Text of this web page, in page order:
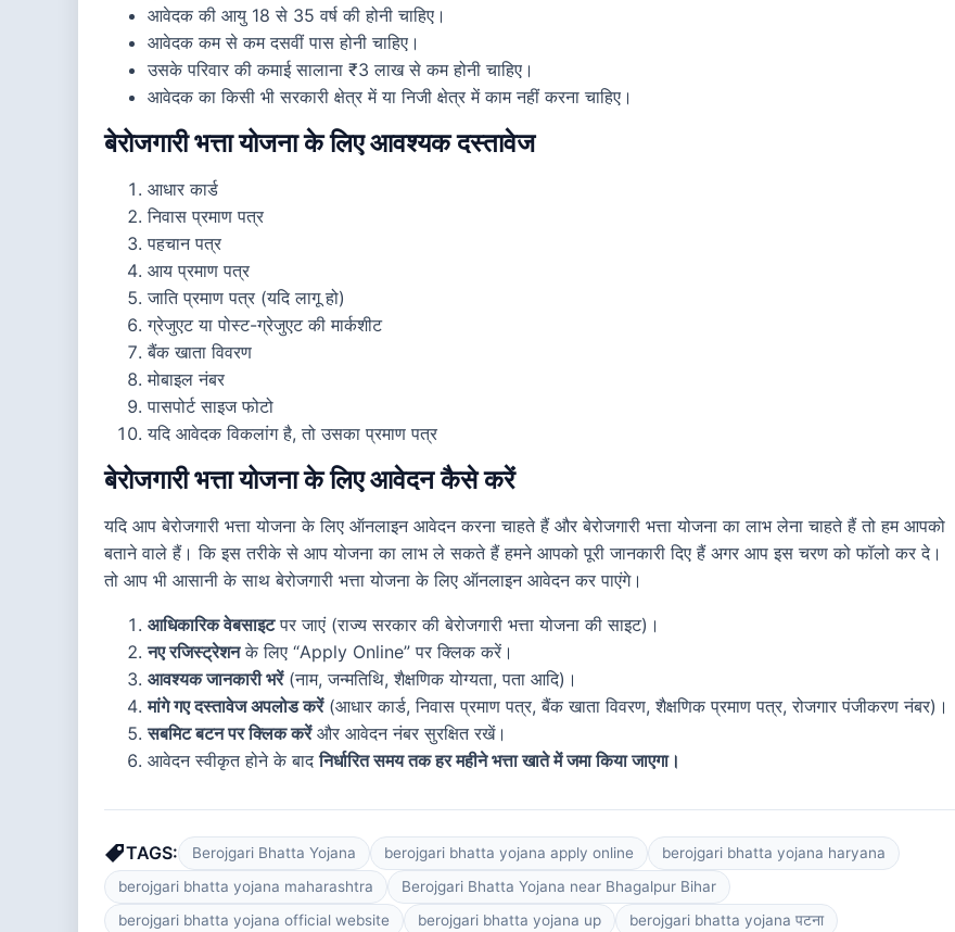
आवेदक की आयु 18 से 35 वर्ष की होनी चाहिए।
आवेदक कम से कम दसवीं पास होनी चाहिए।
उसके परिवार की कमाई सालाना ₹3 लाख से कम होनी चाहिए।
आवेदक का किसी भी सरकारी क्षेत्र में या निजी क्षेत्र में काम नहीं करना चाहिए।
बेरोजगारी भत्ता योजना के लिए आवश्यक दस्तावेज
आधार कार्ड
निवास प्रमाण पत्र
पहचान पत्र
आय प्रमाण पत्र
जाति प्रमाण पत्र (यदि लागू हो)
ग्रेजुएट या पोस्ट-ग्रेजुएट की मार्कशीट
बैंक खाता विवरण
मोबाइल नंबर
पासपोर्ट साइज फोटो
यदि आवेदक विकलांग है, तो उसका प्रमाण पत्र
बेरोजगारी भत्ता योजना के लिए आवेदन कैसे करें
यदि आप बेरोजगारी भत्ता योजना के लिए ऑनलाइन आवेदन करना चाहते हैं और बेरोजगारी भत्ता योजना का लाभ लेना चाहते हैं तो हम आपको
बताने वाले हैं। कि इस तरीके से आप योजना का लाभ ले सकते हैं हमने आपको पूरी जानकारी दिए हैं अगर आप इस चरण को फॉलो कर दे।
तो आप भी आसानी के साथ बेरोजगारी भत्ता योजना के लिए ऑनलाइन आवेदन कर पाएंगे।
आधिकारिक वेबसाइटपर जाएं (राज्य सरकार की बेरोजगारी भत्ता योजना की साइट)।
नए रजिस्ट्रेशनके लिए “Apply Online” पर क्लिक करें।
आवश्यक जानकारी भरें(नाम, जन्मतिथि, शैक्षणिक योग्यता, पता आदि)।
मांगे गए दस्तावेज अपलोड करें(आधार कार्ड, निवास प्रमाण पत्र, बैंक खाता विवरण, शैक्षणिक प्रमाण पत्र, रोजगार पंजीकरण नंबर)।
सबमिट बटन पर क्लिक करेंऔर आवेदन नंबर सुरक्षित रखें।
आवेदन स्वीकृत होने के बादनिर्धारित समय तक हर महीने भत्ता खाते में जमा किया जाएगा।
TAGS: Berojgari Bhatta Yojana berojgari bhatta yojana apply online
berojgari bhatta yojana haryana
berojgari bhatta yojana maharashtra
Berojgari Bhatta Yojana near Bhagalpur Bihar
berojgari bhatta yojana official website
berojgari bhatta yojana up berojgari bhatta yojana पटना